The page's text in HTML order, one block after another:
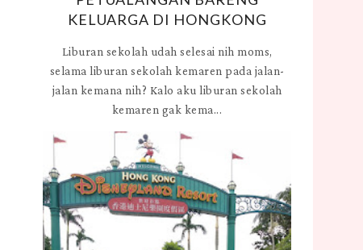
KELUARGA DI HONGKONG
Liburan sekolah udah selesai nih moms,
selama liburan sekolah kemaren pada jalan-
jalan kemana nih? Kalo aku liburan sekolah
kemaren gak kema...